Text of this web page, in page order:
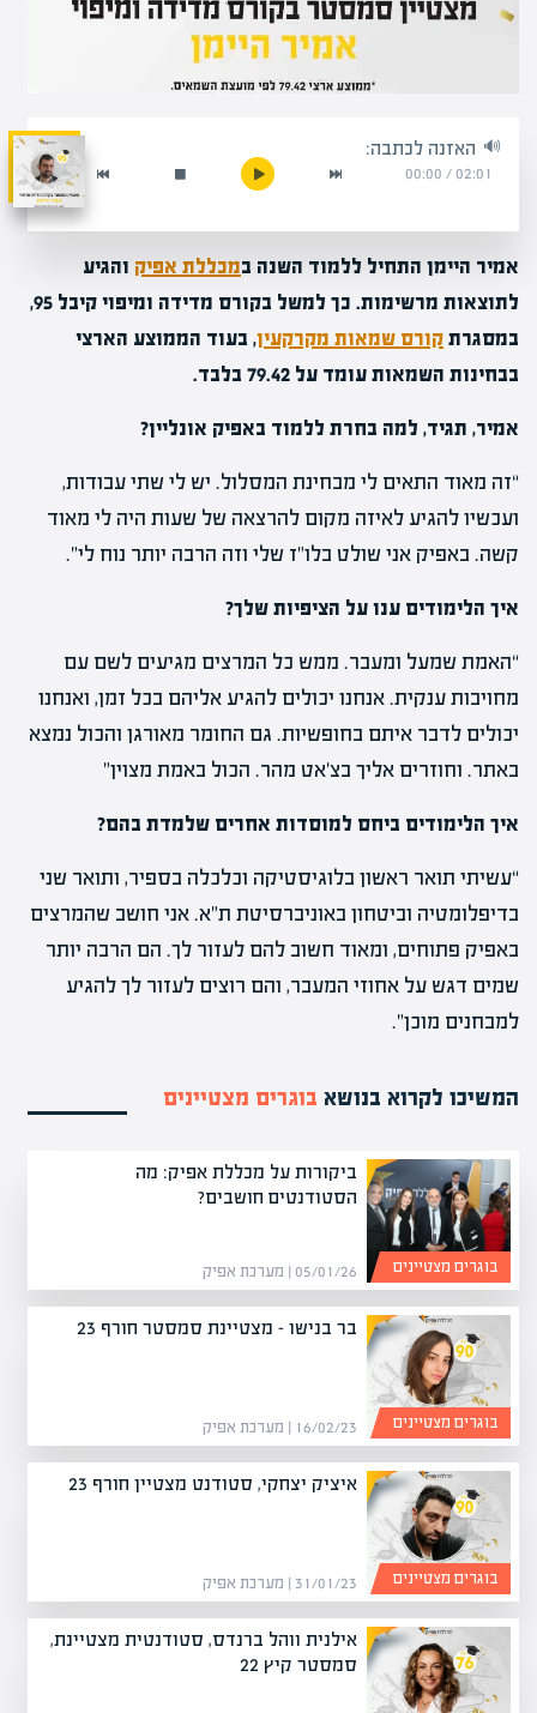
האזנה לכתבה:
02:01
/
00:00
אמיר היימן התחיל ללמוד השנה במכללת אפיק והגיע
לתוצאות מרשימות. כך למשל בקורס מדידה ומיפוי קיבל 95,
במסגרתקורס שמאות מקרקעין, בעוד הממוצע הארצי
בבחינות השמאות עומד על 79.42 בלבד.
אמיר, תגיד, למה בחרת ללמוד באפיק אונליין?
“זה מאוד התאים לי מבחינת המסלול. יש לי שתי עבודות,
ועכשיו להגיע לאיזה מקום להרצאה של שעות היה לי מאוד
קשה. באפיק אני שולט בלו”ז שלי וזה הרבה יותר נוח לי”.
איך הלימודים ענו על הציפיות שלך?
“האמת שמעל ומעבר. ממש כל המרצים מגיעים לשם עם
מחויבות ענקית. אנחנו יכולים להגיע אליהם בכל זמן, ואנחנו
יכולים לדבר איתם בחופשיות. גם החומר מאורגן והכול נמצא
באתר. וחוזרים אליך בצ’אט מהר. הכול באמת מצוין”
איך הלימודים ביחס למוסדות אחרים שלמדת בהם?
“עשיתי תואר ראשון בלוגיסטיקה וכלכלה בספיר, ותואר שני
בדיפלומטיה וביטחון באוניברסיטת ת”א. אני חושב שהמרצים
באפיק פתוחים, ומאוד חשוב להם לעזור לך. הם הרבה יותר
שמים דגש על אחוזי המעבר, והם רוצים לעזור לך להגיע
למבחנים מוכן”.
המשיכו לקרוא בנושא בוגרים מצטיינים
ביקורות על מכללת אפיק: מה
הסטודנטים חושבים?
05/01/26 | מערכת אפיק בוגרים מצטיינים
בר בנישו – מצטיינת סמסטר חורף 23
16/02/23 | מערכת אפיק בוגרים מצטיינים
איציק יצחקי, סטודנט מצטיין חורף 23
31/01/23 | מערכת אפיק בוגרים מצטיינים
אילנית ווהל ברנדס, סטודנטית מצטיינת,
סמסטר קיץ 22